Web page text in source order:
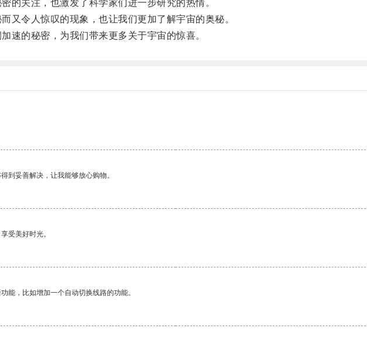
关注，也激发了科学家们进一步研究的热情。
令人惊叹的现象，也让我们更加了解宇宙的奥秘。
的秘密，为我们带来更多关于宇宙的惊喜。
到妥善解决，让我能够放心购物。
受美好时光。
能，比如增加一个自动切换线路的功能。